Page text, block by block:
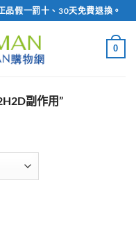
品假一罰十、30天免費退換。
0
副作用”